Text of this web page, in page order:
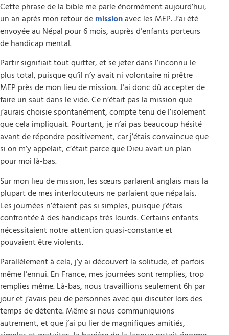
Cette phrase de la bible me parle énormément aujourd’hui,
un an après mon retour de missionavec les MEP. J’ai été
envoyée au Népal pour 6 mois, auprès d’enfants porteurs
de handicap mental.
Partir signifiait tout quitter, et se jeter dans l’inconnu le
plus total, puisque qu’il n’y avait ni volontaire ni prêtre
MEP près de mon lieu de mission. J’ai donc dû accepter de
faire un saut dans le vide. Ce n’était pas la mission que
j’aurais choisie spontanément, compte tenu de l’isolement
que cela impliquait. Pourtant, je n’ai pas beaucoup hésité
avant de répondre positivement, car j’étais convaincue que
si on m’y appelait, c’était parce que Dieu avait un plan
pour moi là-bas.
Sur mon lieu de mission, les sœurs parlaient anglais mais la
plupart de mes interlocuteurs ne parlaient que népalais.
Les journées n’étaient pas si simples, puisque j’étais
confrontée à des handicaps très lourds. Certains enfants
nécessitaient notre attention quasi-constante et
pouvaient être violents.
Parallèlement à cela, j’y ai découvert la solitude, et parfois
même l’ennui. En France, mes journées sont remplies, trop
remplies même. Là-bas, nous travaillions seulement 6h par
jour et j’avais peu de personnes avec qui discuter lors des
temps de détente. Même si nous communiquions
autrement, et que j’ai pu lier de magnifiques amitiés,